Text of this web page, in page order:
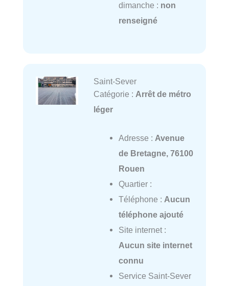
dimanche : non
renseigné
Saint-Sever
Catégorie : Arrêt de métro
léger
Adresse : Avenue
de Bretagne, 76100
Rouen
Quartier :
Téléphone : Aucun
téléphone ajouté
Site internet :
Aucun site internet
connu
Service Saint-Sever